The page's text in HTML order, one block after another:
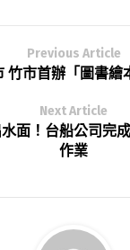
Previous Article
竹市首辦「圖書繪
Next Article
面！台船公司完
作業